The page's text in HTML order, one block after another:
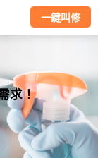
一鍵叫修
求！